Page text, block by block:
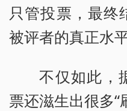
只管投票，最终
被评者的真正水平
不仅如此，
票还滋生出很多“